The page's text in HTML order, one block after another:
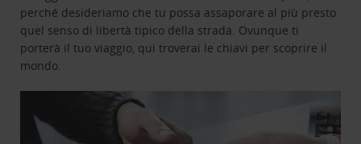
perché desideriamo che tu possa assaporare al più presto
quel senso di libertà tipico della strada. Ovunque ti
porterà il tuo viaggio, qui troverai le chiavi per scoprire il
mondo.